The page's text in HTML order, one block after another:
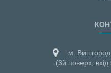
м.
(3й поверх,